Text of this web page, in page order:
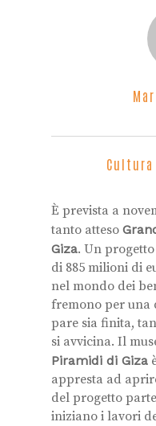
Cultura
È prevista a
tanto atteso
Giza. Un
di 885 milioni di
nel mondo dei
fremono per una
pare sia finita,
si avvicina. Il
Piramidi di Giza
appresta ad
del progetto
iniziano i lavori